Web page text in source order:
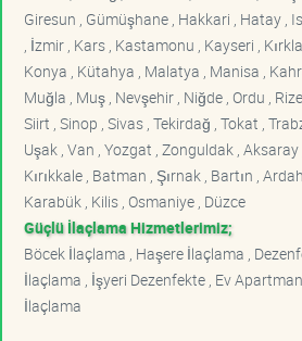
Giresun , Gümüşhane , Hakkari , Hatay ,
, İzmir , Kars , Kastamonu , Kayseri ,
Konya , Kütahya , Malatya , Manisa ,
Muğla , Muş , Nevşehir , Niğde , Ordu ,
Siirt , Sinop , Sivas , Tekirdağ , Tokat ,
Uşak , Van , Yozgat , Zonguldak , Aksaray
Kırıkkale , Batman , Şırnak , Bartın ,
Karabük , Kilis , Osmaniye , Düzce
Güçlü İlaçlama Hizmetlerimiz;
Böcek İlaçlama , Haşere İlaçlama ,
İlaçlama , İşyeri Dezenfekte , Ev
İlaçlama